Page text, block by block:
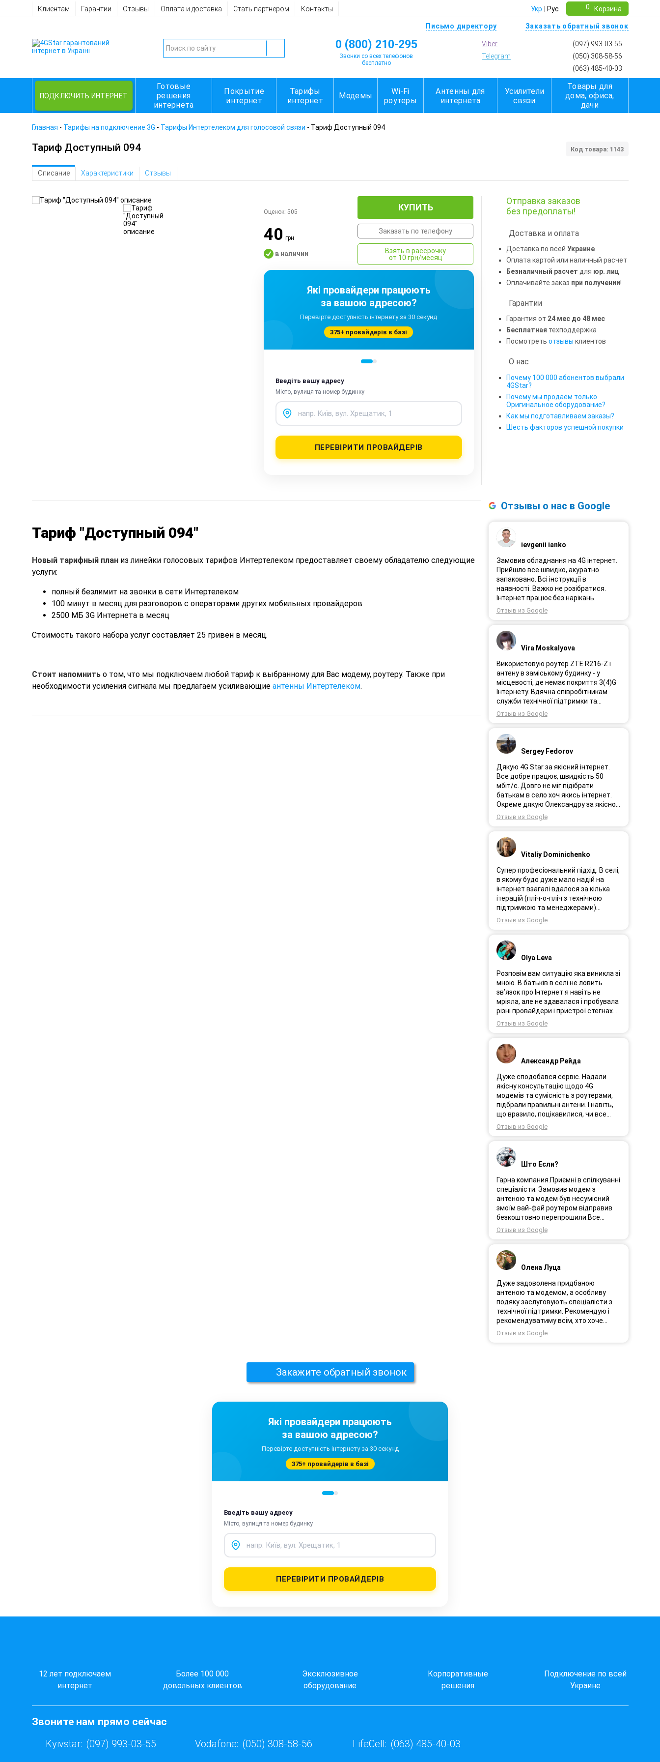
Клиентам Гарантии Отзывы Оплата и доставка Стать партнером Контакты Укр Рус 0 Корзина
Письмо директору Заказать обратный звонок
0 (800) 210-295
Звонки со всех телефонов
бесплатно
Viber
Telegram
(097) 993-03-55
(050) 308-58-56
(063) 485-40-03
ПОДКЛЮЧИТЬ ИНТЕРНЕТ
Готовые
решения
интернета
Покрытие
интернет
Тарифы
интернет
Модемы
Wi-Fi
роутеры
Антенны для
интернета
Усилители
связи
Товары для
дома, офиса,
дачи
Главная - Тарифы на подключение 3G - Тарифы Интертелеком для голосовой связи - Тариф Доступный 094
Тариф Доступный 094 Код товара: 1143
Описание Характеристики Отзывы
Оценок: 505
40грн
в наличии
КУПИТЬ
Заказать по телефону
Взять в рассрочку
от 10 грн/месяц
Які провайдери працюють
за вашою адресою?
Перевірте доступність інтернету за 30 секунд
375+ провайдерів в базі
Введіть вашу адресу
Місто, вулиця та номер будинку
ПЕРЕВІРИТИ ПРОВАЙДЕРІВ
Отправка заказов
без предоплаты!
Доставка и оплата
Доставка по всей Украине
Оплата картой или наличный расчет
Безналичный расчет для юр. лиц
Оплачивайте заказ при получении!
Гарантии
Гарантия от 24 мес до 48 мес
Бесплатная техподдержка
Посмотреть отзывы клиентов
О нас
Почему 100 000 абонентов выбрали
4GStar?
Почему мы продаем только
Оригинальное оборудование?
Как мы подготавливаем заказы?
Шесть факторов успешной покупки
Тариф "Доступный 094"
Новый тарифный планиз линейки голосовых тарифов Интертелеком предоставляет своему обладателю следующие
услуги:
полный безлимит на звонки в сети Интертелеком
100 минут в месяц для разговоров с операторами других мобильных провайдеров
2500 МБ 3G Интернета в месяц
Стоимость такого набора услуг составляет 25 гривен в месяц.
Стоит напомнитьо том, что мы подключаем любой тариф к выбранному для Вас модему, роутеру. Также при
необходимости усиления сигнала мы предлагаем усиливающие антенны Интертелеком.
Отзывы о нас в Google
ievgenii ianko
Замовив обладнання на 4G інтернет.
Прийшло все швидко, акуратно
запаковано. Всі інструкції в
наявності. Важко не розібратися.
Інтернет працює без нарікань.
Отзыв из Google
Vira Moskalyova
Використовую роутер ZTE R216-Z і
антену в заміському будинку - у
місцевості, де немає покриття 3(4)G
Інтернету. Вдячна співробітникам
служби технічної підтримки та
інженерам за професійне і швидке
сервісне обслуговування, ремонт і
роки після покупки я не шкодую про
прийняте тоді рішення придбати
обладнання в компанії 3G star (зараз
4G star).
Отзыв из Google
Sergey Fedorov
Дякую 4G Star за якісний інтернет.
Все добре працює, швидкість 50
мбіт/с. Довго не міг підібрати
батькам в село хоч якись інтернет.
Окреме дякую Олександру за якісно
підібране обладнання!
Отзыв из Google
Vitaliy Dominichenko
Супер професіональний підхід. В селі,
в якому будо дуже мало надій на
інтернет взагалі вдалося за кілька
ітерацій (пліч-о-пліч з технічною
підтримкою та менеджерами)
досягнути нереальної швидкості в
~20МБіт/с. Можна мріяти про більше,
результат, так як перші спроби
впиралися в максимум 4-5 МБіт/с.
Спробували усіх можливих
операторів, обертав десятки разів
антену, змінили один раз модем з
невеликою доплатою і вдалося
неможливе :) Дякую вам! Безумовно
вдячний і радий знайомству.
Отзыв из Google
Olya Leva
Розповім вам ситуацію яка виникла зі
мною. В батьків в селі не ловить
зв’язок про Інтернет я навіть не
мріяла, але не здавалася і пробувала
різні провайдери і пристрої стегнах
був дуже слабким або взагалі
відсутній. І ось я в Інтернеті побачила
підкорило це тестовий період 1 міс, я
вирішила спробувати ще раз.
Надіслала заявку зімною зв’язалася
менеджер Олеся дуже привітна
дівчина розповіла все детально і
порадила хороший пристрій.
Замовлення прийшло через день і я
поїхала встановлювати інтернет.
Олеся була на зв’язоку і все
допомагала. І ось інтернет працює як
вмісті все супер. Я дуже задоволена.
Дякую менеджеру Олесі яка
турботу. Дякую. Рекомендую .
Отзыв из Google
Александр Рейда
Дуже сподобався сервіс. Надали
якісну консультацію щодо 4G
модемів та сумісність з роутерами,
підбрали правильні антени. І навіть,
що вразило, поцікавилися, чи все
гаразд після впровадження
обладнання в експлуатацію та чи
Дуже рекомендую!
Отзыв из Google
Што Если?
Гарна компания.Приємні в спілкуванні
спеціалісти. Замовив модем з
антеною та модем був несумісний
змоїм вай-фай роутером відправив
безкоштовно перепрошили.Все
працює.
Отзыв из Google
Олена Луца
Дуже задоволена придбаною
антеною та модемом, а особливу
подяку заслуговують спеціалісти з
технічної підтримки. Рекомендую і
рекомендуватиму всім, хто хоче
користуватись безпровідним
Отзыв из Google
Закажите обратный звонок
Які провайдери працюють
за вашою адресою?
Перевірте доступність інтернету за 30 секунд
375+ провайдерів в базі
Введіть вашу адресу
Місто, вулиця та номер будинку
ПЕРЕВІРИТИ ПРОВАЙДЕРІВ
12 лет подключаем
интернет
Более 100 000
довольных клиентов
Эксклюзивное
оборудование
Корпоративные
решения
Подключение по всей
Украине
Звоните нам прямо сейчас
Kyivstar: (097) 993-03-55 Vodafone: (050) 308-58-56 LifeCell: (063) 485-40-03